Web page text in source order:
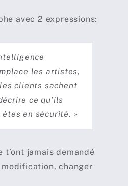
avec 2 expressions:
les artistes,
clients sachent
ce qu’ils
êtes en sécurité. »
t’ont jamais demandé
changer